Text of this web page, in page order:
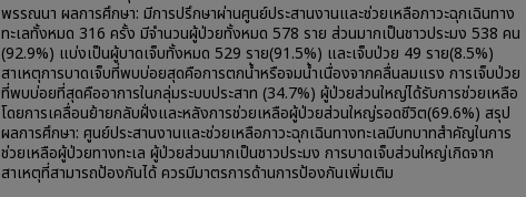
พรรณนา ผลการศึกษา: มีการปรึกษาผ่านศูนย์ประสานงานและช่วยเหลือภาวะฉุกเฉินทาง
ทะเลทั้งหมด 316 ครั้ง มีจำนวนผู้ป่วยทั้งหมด 578 ราย ส่วนมากเป็นชาวประมง 538 คน
(92.9%) แบ่งเป็นผู้บาดเจ็บทั้งหมด 529 ราย(91.5%) และเจ็บป่วย 49 ราย(8.5%)
สาเหตุการบาดเจ็บที่พบบ่อยสุดคือการตกน้ำหรือจมน้ำเนื่องจากคลื่นลมแรง การเจ็บป่วย
ที่พบบ่อยที่สุดคืออาการในกลุ่มระบบประสาท (34.7%) ผู้ป่วยส่วนใหญ่ได้รับการช่วยเหลือ
โดยการเคลื่อนย้ายกลับฝั่งและหลังการช่วยเหลือผู้ป่วยส่วนใหญ่รอดชีวิต(69.6%) สรุป
ผลการศึกษา: ศูนย์ประสานงานและช่วยเหลือภาวะฉุกเฉินทางทะเลมีบทบาทสำคัญในการ
ช่วยเหลือผู้ป่วยทางทะเล ผู้ป่วยส่วนมากเป็นชาวประมง การบาดเจ็บส่วนใหญ่เกิดจาก
สาเหตุที่สามารถป้องกันได้ ควรมีมาตรการด้านการป้องกันเพิ่มเติม